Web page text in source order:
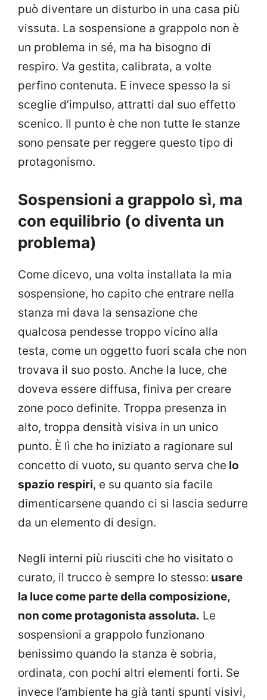
può diventare un disturbo in una casa più
vissuta. La sospensione a grappolo non è
un problema in sé, ma ha bisogno di
respiro. Va gestita, calibrata, a volte
perfino contenuta. E invece spesso la si
sceglie d’impulso, attratti dal suo effetto
scenico. Il punto è che non tutte le stanze
sono pensate per reggere questo tipo di
protagonismo.
Sospensioni a grappolo sì, ma
con equilibrio (o diventa un
problema)
Come dicevo, una volta installata la mia
sospensione, ho capito che entrare nella
stanza mi dava la sensazione che
qualcosa pendesse troppo vicino alla
testa, come un oggetto fuori scala che non
trovava il suo posto. Anche la luce, che
doveva essere diffusa, finiva per creare
zone poco definite. Troppa presenza in
alto, troppa densità visiva in un unico
punto. È lì che ho iniziato a ragionare sul
concetto di vuoto, su quanto serva che lo
spazio respiri, e su quanto sia facile
dimenticarsene quando ci si lascia sedurre
da un elemento di design.
Negli interni più riusciti che ho visitato o
curato, il trucco è sempre lo stesso: usare
la luce come parte della composizione,
non come protagonista assoluta. Le
sospensioni a grappolo funzionano
benissimo quando la stanza è sobria,
ordinata, con pochi altri elementi forti. Se
invece l’ambiente ha già tanti spunti visivi,